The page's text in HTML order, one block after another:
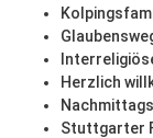
Herzlich
Stuttgarter